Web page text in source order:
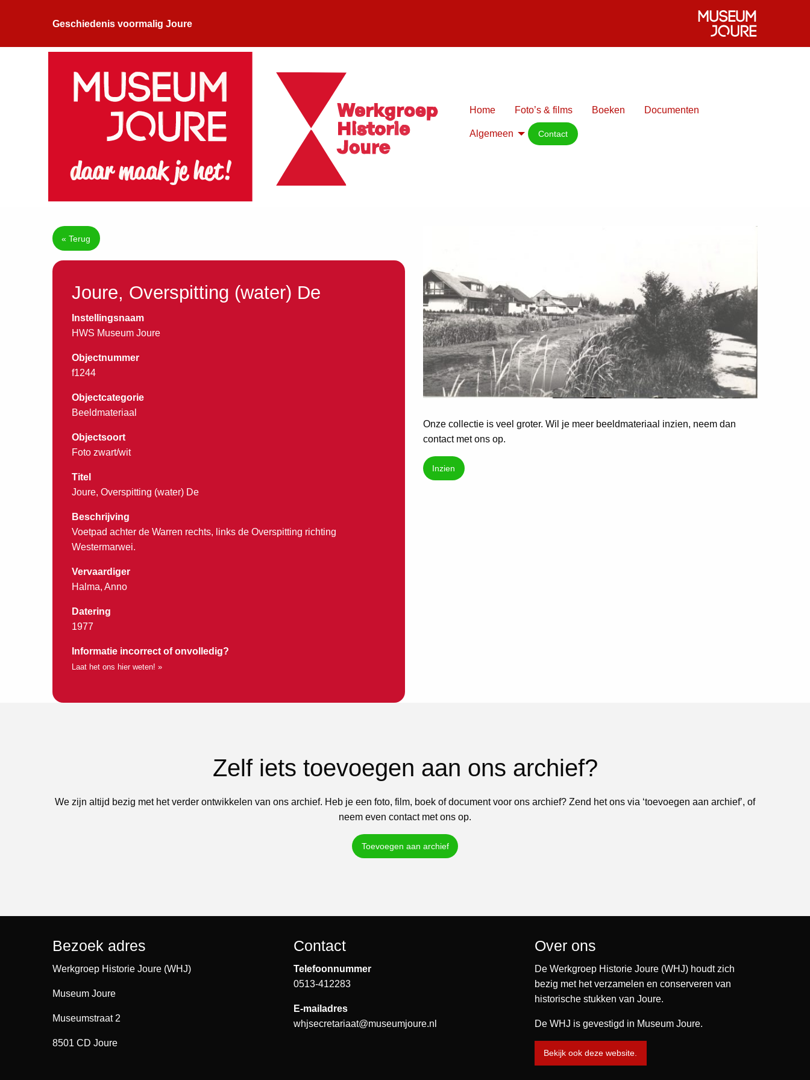
Geschiedenis voormalig Joure
Home Foto’s & films Boeken Documenten
Algemeen Contact
« Terug
Joure, Overspitting (water) De
Instellingsnaam
HWS Museum Joure
Objectnummer
f1244
Objectcategorie
Beeldmateriaal
Objectsoort
Foto zwart/wit
Titel
Joure, Overspitting (water) De
Beschrijving
Voetpad achter de Warren rechts, links de Overspitting richting
Westermarwei.
Vervaardiger
Halma, Anno
Datering
1977
Informatie incorrect of onvolledig?
Laat het ons hier weten! »
Onze collectie is veel groter. Wil je meer beeldmateriaal inzien, neem dan
contact met ons op.
Inzien
Zelf iets toevoegen aan ons archief?
We zijn altijd bezig met het verder ontwikkelen van ons archief. Heb je een foto, film, boek of document voor ons archief? Zend het ons via ‘toevoegen aan archief’, of
neem even contact met ons op.
Toevoegen aan archief
Bezoek adres
Werkgroep Historie Joure (WHJ)
Museum Joure
Museumstraat 2
8501 CD Joure
Contact
Telefoonnummer
0513-412283
E-mailadres
whjsecretariaat@museumjoure.nl
Over ons
De Werkgroep Historie Joure (WHJ) houdt zich
bezig met het verzamelen en conserveren van
historische stukken van Joure.
De WHJ is gevestigd in Museum Joure.
Bekijk ook deze website.